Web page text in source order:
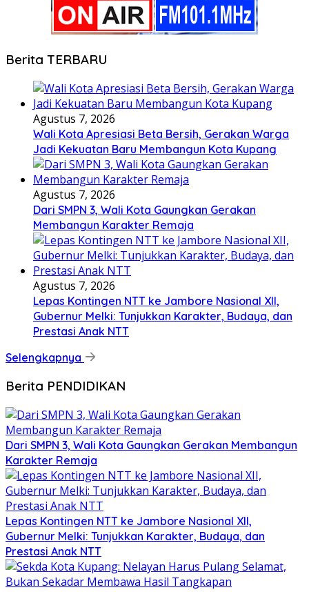
Berita TERBARU
Agustus 7, 2026
Wali Kota Apresiasi Beta Bersih, Gerakan Warga
Jadi Kekuatan Baru Membangun Kota Kupang
Agustus 7, 2026
Dari SMPN 3, Wali Kota Gaungkan Gerakan
Membangun Karakter Remaja
Agustus 7, 2026
Lepas Kontingen NTT ke Jambore Nasional XII,
Gubernur Melki: Tunjukkan Karakter, Budaya, dan
Prestasi Anak NTT
Selengkapnya
Berita PENDIDIKAN
Dari SMPN 3, Wali Kota Gaungkan Gerakan Membangun
Karakter Remaja
Lepas Kontingen NTT ke Jambore Nasional XII,
Gubernur Melki: Tunjukkan Karakter, Budaya, dan
Prestasi Anak NTT